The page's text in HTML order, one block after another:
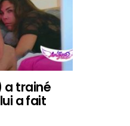
a trainé
a fait